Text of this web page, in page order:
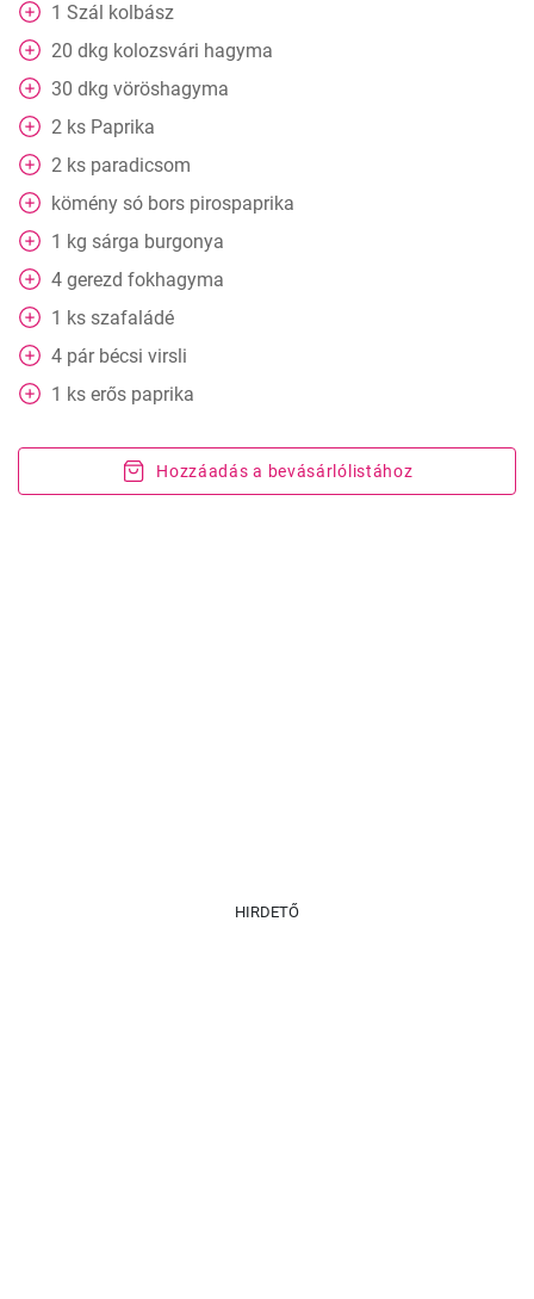
1 Szál kolbász
20 dkg kolozsvári hagyma
30 dkg vöröshagyma
2 ks Paprika
2 ks paradicsom
kömény só bors pirospaprika
1 kg sárga burgonya
4 gerezd fokhagyma
1 ks szafaládé
4 pár bécsi virsli
1 ks erős paprika
Hozzáadás a bevásárlólistához
HIRDETŐ